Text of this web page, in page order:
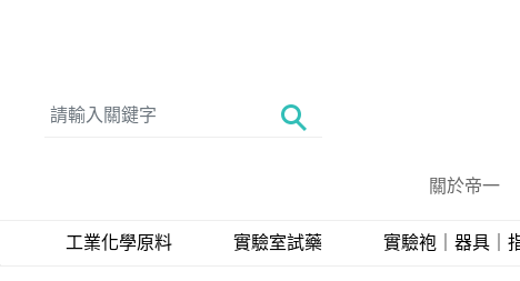
關於帝一
工業化學原料 實驗室試藥 實驗袍｜器具｜